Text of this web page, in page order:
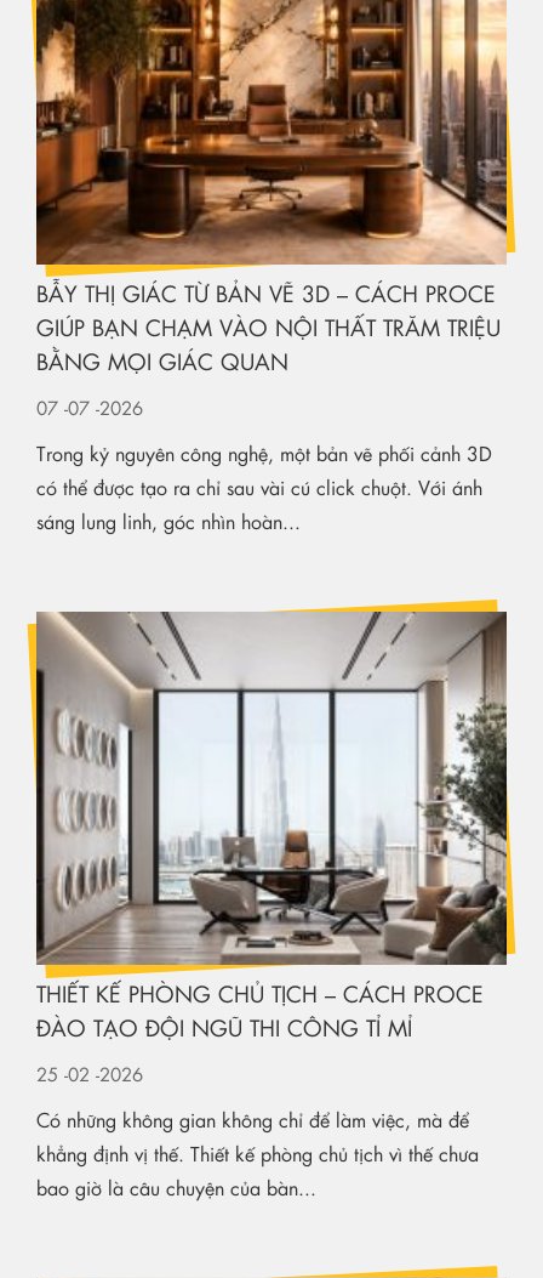
BẪY THỊ GIÁC TỪ BẢN VẼ 3D – CÁCH PROCE
GIÚP BẠN CHẠM VÀO NỘI THẤT TRĂM TRIỆU
BẰNG MỌI GIÁC QUAN
07 -07 -2026
Trong kỷ nguyên công nghệ, một bản vẽ phối cảnh 3D
có thể được tạo ra chỉ sau vài cú click chuột. Với ánh
sáng lung linh, góc nhìn hoàn...
THIẾT KẾ PHÒNG CHỦ TỊCH – CÁCH PROCE
ĐÀO TẠO ĐỘI NGŨ THI CÔNG TỈ MỈ
25 -02 -2026
Có những không gian không chỉ để làm việc, mà để
khẳng định vị thế. Thiết kế phòng chủ tịch vì thế chưa
bao giờ là câu chuyện của bàn...